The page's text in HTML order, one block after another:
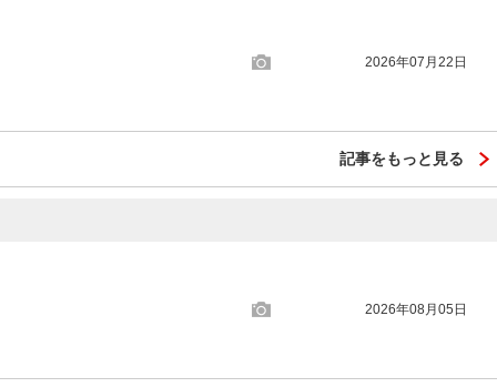
2026年07月22日
記事をもっと見る
2026年08月05日